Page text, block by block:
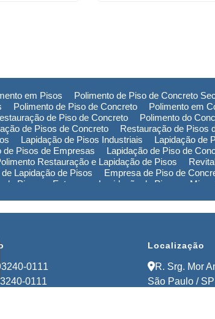
em Pisos
Polimento de Piso de Concreto
Polimento de Piso de Concreto
Polimento em
de Piso de Concreto
Polimento do
de Pisos de Concreto
Restauração de Pisos
Lapidação de Pisos Industriais
Lapidação de
de Pisos de Empresas
Lapidação de Piso de
Restauração e Lapidação de Pisos
Lapidação de Pisos
Empresa de Piso de
de Piso em Extrema
Lapidação de Piso em Minas
0111
0111
Localização
R. Srg. Mor
São Paulo /